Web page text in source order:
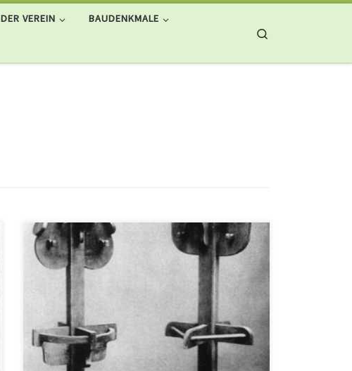
DER VEREIN BAUDENKMALE
Eine schöne Unterbrechung bei der Gartenarbeit!
Unsere ehrenamtlichen Mitarbeiter an der Käseglocke
sind die ersten, die ihn bestaunen können: der
Original-Hoetger-Garderobenständer ist gerade
angeliefert worden. Ein überaus seltenes Möbelstück,
wahrscheinlich das einzige erhaltene Exemplar, das
zusammen mit einem anderen Modell im Hoetger-
Möbelkatalog als die Nummer 17 aufgeführt wird. Der
Entwurf […]